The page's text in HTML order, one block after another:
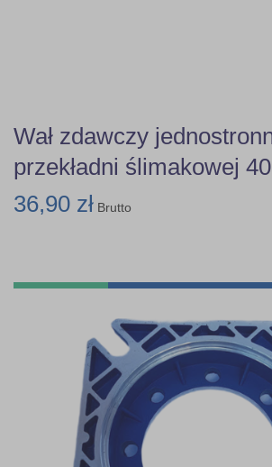
Wał zdawczy
przekładni ślimakowej 40
36,90 zł Brutto